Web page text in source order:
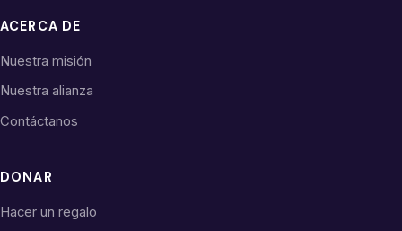
ACERCA DE
Nuestra misión
Nuestra alianza
Contáctanos
DONAR
Hacer un regalo